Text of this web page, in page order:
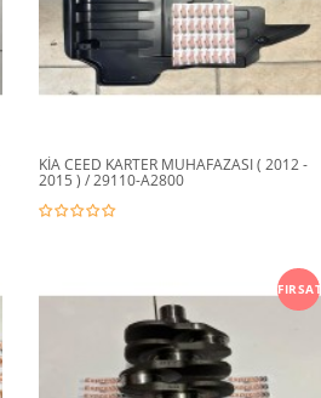
KİA CEED KARTER MUHAFAZASI ( 2012 -
2015 ) / 29110-A2800
FIRSAT